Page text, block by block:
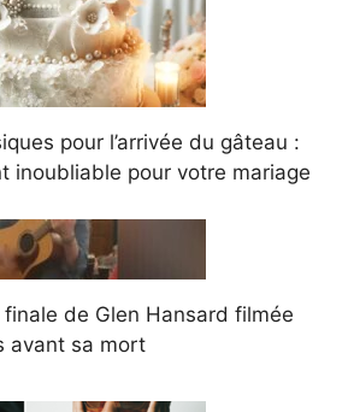
pour l’arrivée du gâteau :
inoubliable pour votre mariage
de Glen Hansard filmée
avant sa mort